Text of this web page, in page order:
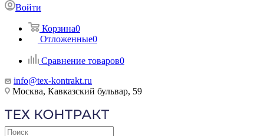
Войти
Корзина0
Отложенные0
Сравнение товаров0
info@tex-kontrakt.ru
Москва, Кавказский бульвар, 59